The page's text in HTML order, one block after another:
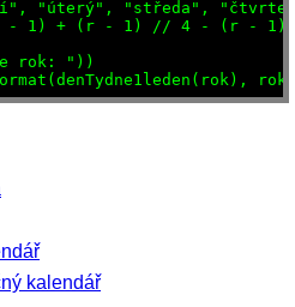
"úterý", "středa",
- 1) + (r - 1) // 4 - (r -
rok: "))
kalendář